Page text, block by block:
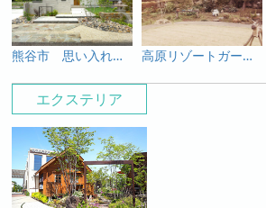
エクステリア
熊谷市 思い入れある灯篭や石と新たな素材が生み出す緑あふれる趣のあるオープン外構 高原リゾートガーデン 涼やかに夏を楽しめるガーデンシンクつきのお庭